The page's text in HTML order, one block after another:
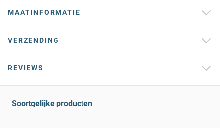
MAATINFORMATIE
VERZENDING
REVIEWS
Soortgelijke producten